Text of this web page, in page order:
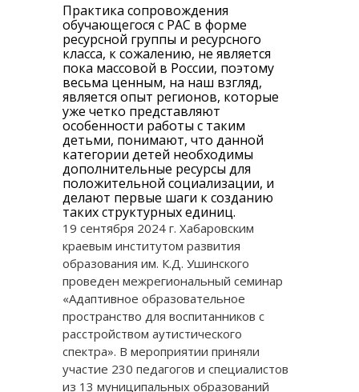
Практика сопровождения
обучающегося с РАС в форме
ресурсной группы и ресурсного
класса, к сожалению, не является
пока массовой в России, поэтому
весьма ценным, на наш взгляд,
является опыт регионов, которые
уже четко представляют
особенности работы с таким
детьми, понимают, что данной
категории детей необходимы
дополнительные ресурсы для
положительной социализации, и
делают первые шаги к созданию
таких структурных единиц.
19 сентября 2024 г. Хабаровским
краевым институтом развития
образования им. К.Д. Ушинского
проведен межрегиональный семинар
«Адаптивное образовательное
пространство для воспитанников с
расстройством аутистического
спектра». В мероприятии приняли
участие 230 педагогов и специалистов
из 13 муниципальных образований